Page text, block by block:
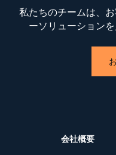
私たちのチームは、
ーソリューション
会社概要